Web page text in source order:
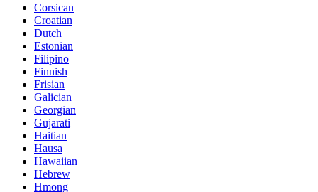
Corsican
Croatian
Dutch
Estonian
Filipino
Finnish
Frisian
Galician
Georgian
Gujarati
Haitian
Hausa
Hawaiian
Hebrew
Hmong